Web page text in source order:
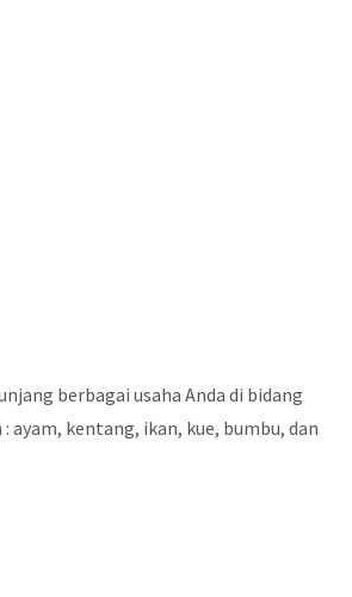
berbagai usaha Anda di bidang
ayam, kentang, ikan, kue, bumbu, dan